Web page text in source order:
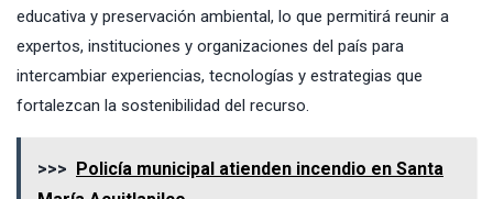
educativa y preservación ambiental, lo que permitirá reunir a
expertos, instituciones y organizaciones del país para
intercambiar experiencias, tecnologías y estrategias que
fortalezcan la sostenibilidad del recurso.
>>>
Policía municipal atienden incendio en Santa